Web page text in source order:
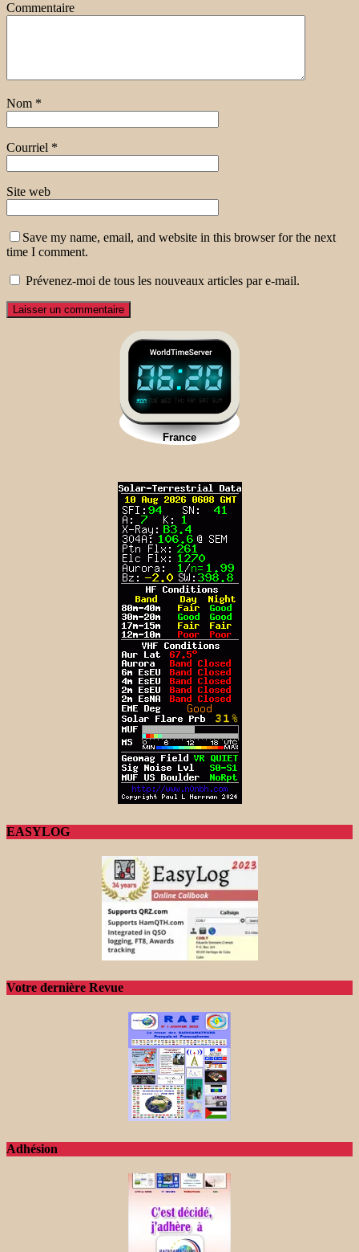
Commentaire
Nom *
Courriel *
Site web
Save my name, email, and website in this browser for the next
time I comment.
Prévenez-moi de tous les nouveaux articles par e-mail.
EASYLOG
Votre dernière Revue
Adhésion